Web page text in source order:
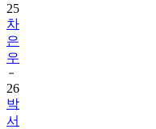
25
차
은
우
26
박
서